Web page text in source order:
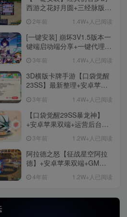
后台
西游之花好月圆+三经脉版本
卡+剧情活动+视频搭建及其
他修改资料
2年前 1.4W+人已阅读
[一键安装] 崩坏3V1.5版本一
键端启动端分享+一键代理
ID+详细指令+极简一键修改
3年前 1.4W+人已阅读
3D横版卡牌手游【口袋觉醒
23SS】最新整理+安卓苹果
细搭建教程
3年前 1.4W+人已阅读
【口袋觉醒29SS暴龙神】
+安卓苹果双端+运营后台
端 3年前 1.2W+人已阅读
阿拉德之怒【征战星空阿拉
德】+安卓苹果双端+GM授
+详细教程
4年前 1.2W+人已阅读
社交账号登录
微信登录
手游资源
手游源码